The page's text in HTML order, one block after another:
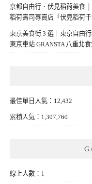
京都自由行．伏見稻荷美食
稻荷壽司專賣店「伏見稻荷
東京美食街 3 選｜東京自由
東京車站 GRANSTA 八重北
最佳單日人氣：12,432
累積人氣：1,307,760
線上人數：1